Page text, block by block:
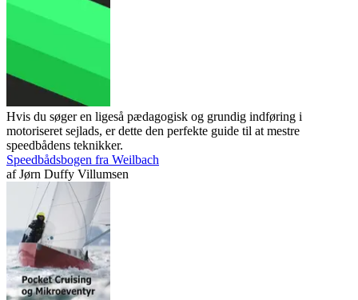
Hvis du søger en ligeså pædagogisk og grundig indføring i
motoriseret sejlads, er dette den perfekte guide til at mestre
speedbådens teknikker.
Speedbådsbogen fra Weilbach
afJørn Duffy Villumsen